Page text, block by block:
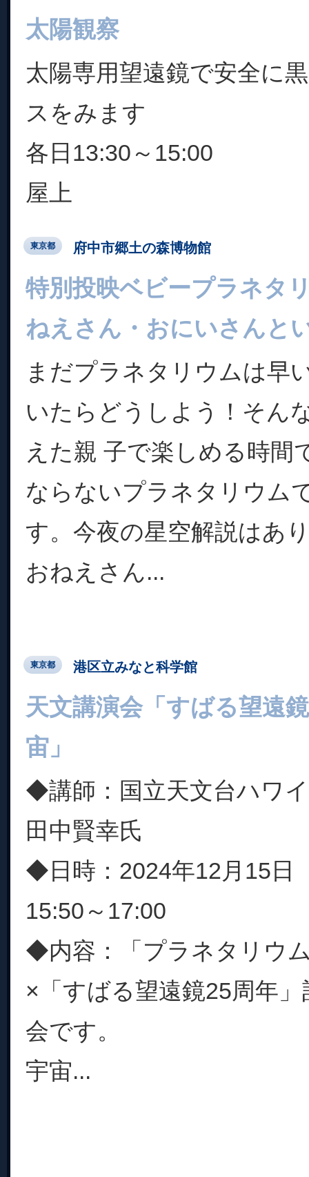
太陽観察
太陽専用望遠鏡で安全に
スをみます
各日13:30～15:00
屋上
東京都 府中市郷土の森博物館
特別投映ベビープラネタ
ねえさん・おにいさんと
まだプラネタリウムは早
いたらどうしよう！そん
えた親 子で楽しめる時間
ならないプラネタリウム
す。今夜の星空解説はあ
おねえさん...
東京都 港区立みなと科学館
天文講演会「すばる望遠
宙」
◆講師：国立天文台ハワ
田中賢幸氏
◆日時：2024年12月15日
15:50～17:00
◆内容：「プラネタリウ
×「すばる望遠鏡25周年
会です。
宇宙...